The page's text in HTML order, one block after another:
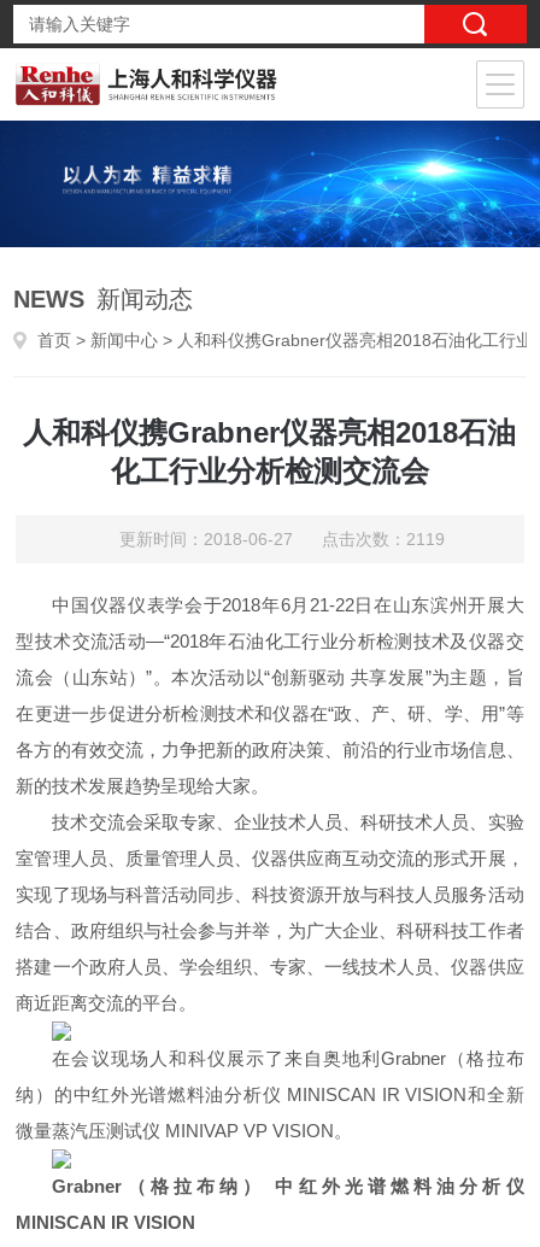
NEWS 新闻动态
首页 > 新闻中心 > 人和科仪携Grabner仪器亮相2018石油化工行业分析检测交流会
人和科仪携Grabner仪器亮相2018石油
化工行业分析检测交流会
更新时间：2018-06-27 点击次数：2119
中国仪器仪表学会于2018年6月 21-22日在山东滨州开展大
型技术交流活动—“2018年石油化工行业分析检测技术及仪器交
流会（山东站）”。本次活动以“创新驱动 共享发展”为主题，旨
在更进一步促进分析检测技术和仪器在“政、产、研、学、用”等
各方的有效交流，力争把新的政府决策、前沿的行业市场信息、
新的技术发展趋势呈现给大家。
技术交流会采取专家、企业技术人员、科研技术人员、实验
室管理人员、质量管理人员、仪器供应商互动交流的形式开展，
实现了现场与科普活动同步、科技资源开放与科技人员服务活动
结合、政府组织与社会参与并举，为广大企业、科研科技工作者
搭建一个政府人员、学会组织、专家、一线技术人员、仪器供应
商近距离交流的平台。
在会议现场人和科仪展示了来自奥地利Grabner （格拉布
纳）的中红外光谱燃料油分析仪 MINISCAN IR VISION和全新
微量蒸汽压测试仪 MINIVAP VP VISION。
Grabner （格拉布纳）
中红外光谱燃料油分析仪
MINISCAN IR VISION